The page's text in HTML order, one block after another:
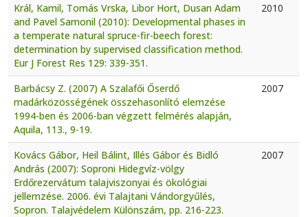
Král, Kamil, Tomás Vrska, Libor Hort, Dusan Adam
and Pavel Samonil (2010): Developmental phases in
a temperate natural spruce-fir-beech forest:
determination by supervised classification method.
Eur J Forest Res 129: 339-351.
2010
Barbácsy Z. (2007) A Szalafői Őserdő
madárközösségének összehasonlító elemzése
1994-ben és 2006-ban végzett felmérés alapján,
Aquila, 113., 9-19.
2007
Kovács Gábor, Heil Bálint, Illés Gábor és Bidló
András (2007): Soproni Hidegvíz-völgy
Erdőrezervátum talajviszonyai és ökológiai
jellemzése. 2006. évi Talajtani Vándorgyűlés,
Sopron. Talajvédelem Különszám, pp. 216-223.
2007